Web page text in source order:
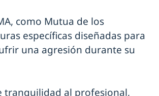
como Mutua de los
específicas diseñadas para
una agresión durante su
tranquilidad al profesional,